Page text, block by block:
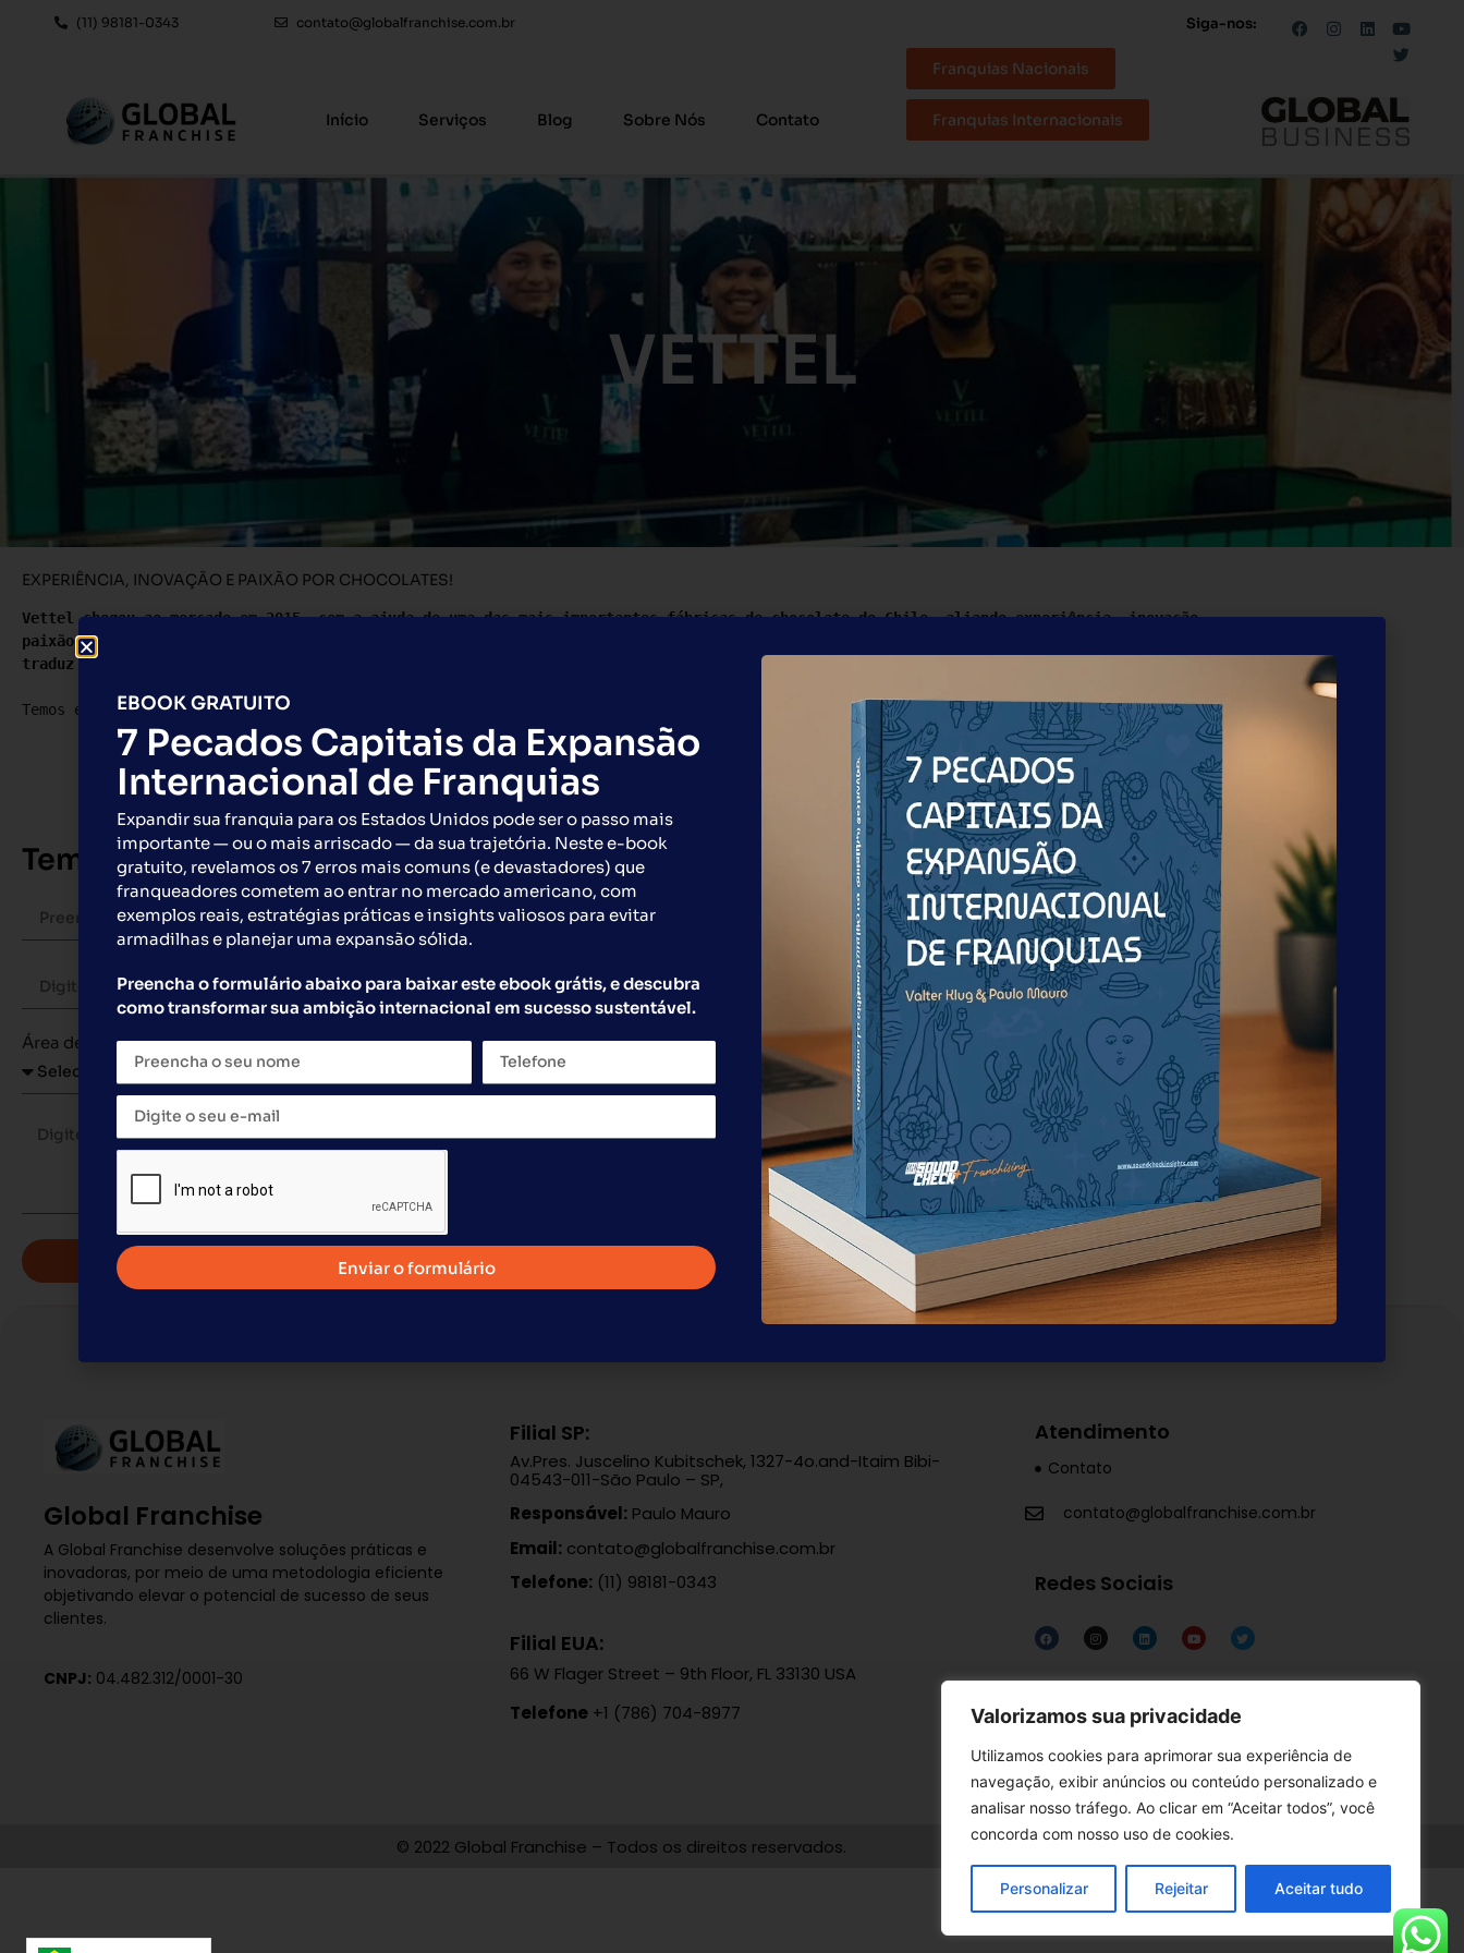
Valorizamos sua privacidade
Utilizamos cookies para aprimorar sua experiência de
navegação, exibir anúncios ou conteúdo personalizado e
analisar nosso tráfego. Ao clicar em “Aceitar todos”, você
concorda com nosso uso de cookies.
Personalizar Rejeitar Aceitar tudo
(11) 98181-0343 contato@globalfranchise.com.br Siga-nos:
Início Serviços Blog Sobre Nós Contato
Franquias Nacionais
Franquias Internacionais
VETTEL
EXPERIÊNCIA, INOVAÇÃO E PAIXÃO POR CHOCOLATES!
Vettel chegou ao mercado em 2015, com a ajuda de uma das mais importantes fábricas de chocolate do Chile. aliando experiência, inovação,
paixão pelo chocolate e a utilização de matérias-primas suíças e belgas com elevadas percentagens de cacau e grande qualidade, que se
traduz finalmente no desenvolvimento e fabricação de magníficos chocolates tradicionais e artesanais.
Temos excelentes oportunidades para franqueados master e franqueados unitários.
Tem interesse nessa franquia? Preencha o formulário abaixo.
Área de Interesse
Global Franchise
A Global Franchise desenvolve soluções práticas e
inovadoras, por meio de uma metodologia eficiente
objetivando elevar o potencial de sucesso de seus
clientes.
CNPJ: 04.482.312/0001-30
Filial SP:
Av.Pres. Juscelino Kubitschek, 1327-4o.and-Itaim Bibi-
04543-011-São Paulo – SP,
Responsável:Paulo Mauro
Email:contato@globalfranchise.com.br
Telefone:(11) 98181-0343
Filial EUA:
66 W Flager Street – 9th Floor, FL 33130 USA
Telefone+1 (786) 704-8977
Atendimento
Contato
contato@globalfranchise.com.br
Redes Sociais
Links Úteis
Política de Privacidade
© 2022 Global Franchise – Todos os direitos reservados.
EBOOK GRATUITO
7 Pecados Capitais da Expansão
Internacional de Franquias
Expandir sua franquia para os Estados Unidos pode ser o passo mais
importante — ou o mais arriscado — da sua trajetória. Neste e-book
gratuito, revelamos os 7 erros mais comuns (e devastadores) que
franqueadores cometem ao entrar no mercado americano, com
exemplos reais, estratégias práticas e insights valiosos para evitar
armadilhas e planejar uma expansão sólida.
Preencha o formulário abaixo para baixar este ebook grátis, e descubra
como transformar sua ambição internacional em sucesso sustentável.
Enviar o formulário